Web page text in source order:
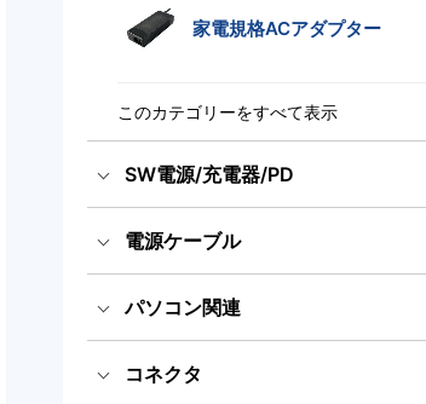
家電規格ACアダプター
このカテゴリーをすべて表示
SW電源/充電器/PD
スイッチング電源
充電器
パワーデリバリー電源
電源ケーブル
国内用電源ケーブル（ACコー
ド）
海外輸出用電源ケーブル（AC
コード）
パソコン関連
医療規格タッチパネルPC
コネクタ